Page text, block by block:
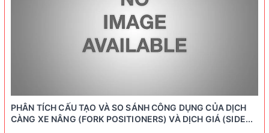
PHÂN TÍCH CẤU TẠO VÀ SO SÁNH CÔNG DỤNG CỦA DỊCH
CÀNG XE NÂNG (FORK POSITIONERS) VÀ DỊCH GIÁ (SIDE...